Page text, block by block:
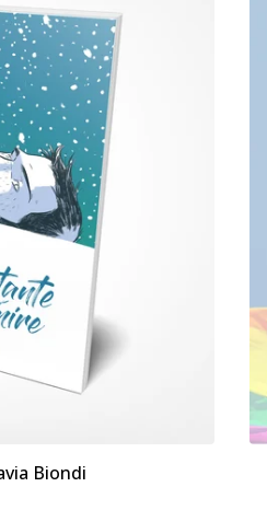
Biondi